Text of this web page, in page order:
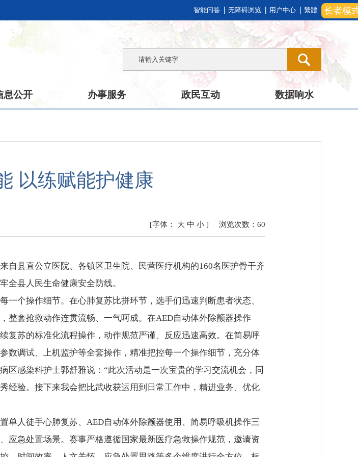
长者模
智能问答 无障碍浏览 用户中心 繁體
息公开 办事服务 政民互动 数据响水
以练赋能护健康
浏览次数： 60
[字体： 大 中 小 ]
自县直公立医院、各镇区卫生院、民营医疗机构的160名医护骨干齐
全县人民生命健康安全防线。
个操作细节。在心肺复苏比拼环节，选手们迅速判断患者状态、
整套抢救动作连贯流畅、一气呵成。在AED自动体外除颤器操作
复苏的标准化流程操作，动作规范严谨、反应迅速高效。在简易呼
数调试、上机监护等全套操作，精准把控每一个操作细节，充分体
区感染科护士郭舒雅说：“此次活动是一次宝贵的学习交流机会，同
经验。接下来我会把比武收获运用到日常工作中，精进业务、优化
单人徒手心肺复苏、AED自动体外除颤器使用、简易呼吸机操作三
应急处置场景。赛事严格遵循国家最新医疗急救操作规范，邀请资